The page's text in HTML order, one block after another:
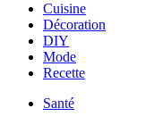
Cuisine
Décoration
DIY
Mode
Recette
Santé